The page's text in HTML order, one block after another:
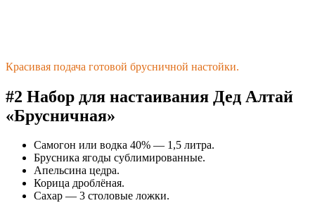
Красивая подача готовой брусничной настойки.
#2 Набор для настаивания Дед Алтай
«Брусничная»
Самогон или водка 40% — 1,5 литра.
Брусника ягоды сублимированные.
Апельсина цедра.
Корица дроблёная.
Сахар — 3 столовые ложки.